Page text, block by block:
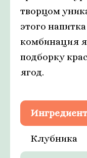
творцом
этого
комбинация
подборку
ягод.
Ингредиент
Клубника